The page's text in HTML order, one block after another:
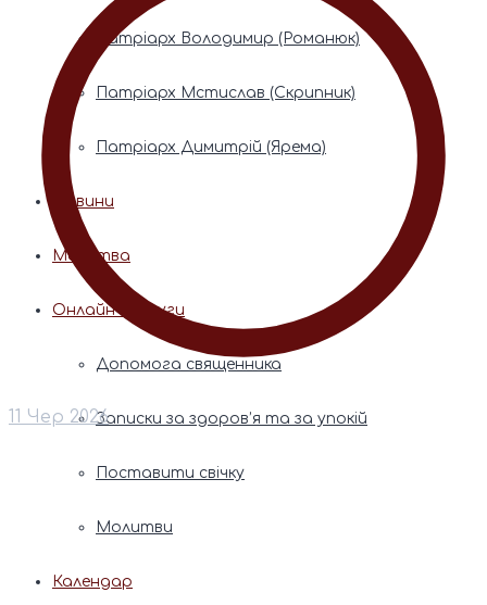
Патріарх Володимир (Романюк)
Патріарх Мстислав (Скрипник)
Патріарх Димитрій (Ярема)
Новини
Молитва
Онлайн послуги
Допомога священника
Записки за здоров’я та за упокій
Поставити свічку
Молитви
Календар
11 Чер 2026